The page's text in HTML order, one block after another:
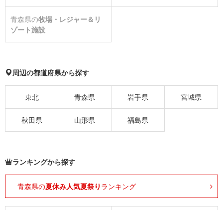
青森県の牧場・レジャー＆リ
ゾート施設
周辺の都道府県から探す
東北 青森県 岩手県 宮城県
秋田県 山形県 福島県
ランキングから探す
青森県の夏休み人気夏祭り ランキング